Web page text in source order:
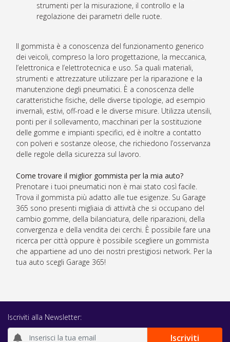
strumenti per la misurazione, il controllo e la
regolazione dei parametri delle ruote.
Il gommista è a conoscenza del funzionamento generico
dei veicoli, compreso la loro progettazione, la meccanica,
l’elettronica e l’elettrotecnica e uso. Sa quali materiali,
strumenti e attrezzature utilizzare per la riparazione e la
manutenzione degli pneumatici. È a conoscenza delle
caratteristiche fisiche, delle diverse tipologie, ad esempio
invernali, estivi, off-road e le diverse misure. Utilizza utensili,
ponti per il sollevamento, macchinari per la sostituzione
delle gomme e impianti specifici, ed è inoltre a contatto
con polveri e sostanze oleose, che richiedono l’osservanza
delle regole della sicurezza sul lavoro.
Come trovare il miglior gommista per la mia auto?
Prenotare i tuoi pneumatici non è mai stato così facile.
Trova il gommista più adatto alle tue esigenze. Su Garage
365 sono presenti migliaia di attività che si occupano del
cambio gomme, della bilanciatura, delle riparazioni, della
convergenza e della vendita dei cerchi. È possibile fare una
ricerca per città oppure è possibile scegliere un gommista
che appartiene ad uno dei nostri prestigiosi network. Per la
tua auto scegli Garage 365!
Iscriviti alla Newsletter: